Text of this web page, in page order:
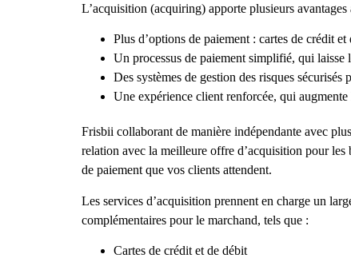
L’acquisition (acquiring) apporte plusieurs avantages
Plus d’options de paiement : cartes de crédit
Un processus de paiement simplifié, qui laisse
Des systèmes de gestion des risques
Une expérience client renforcée, qui
Frisbii collaborant de manière indépendante avec
relation avec la meilleure offre d’acquisition pour
de paiement que vos clients attendent.
Les services d’acquisition prennent en charge un
complémentaires pour le marchand, tels que :
Cartes de crédit et de débit